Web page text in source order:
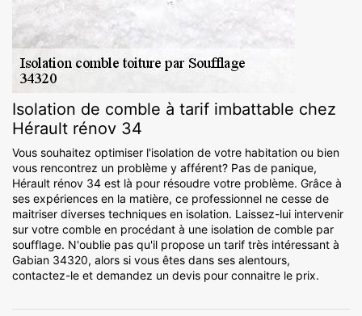
Isolation de comble à tarif imbattable chez
Hérault rénov 34
Vous souhaitez optimiser l'isolation de votre habitation ou bien
vous rencontrez un problème y afférent? Pas de panique,
Hérault rénov 34 est là pour résoudre votre problème. Grâce à
ses expériences en la matière, ce professionnel ne cesse de
maitriser diverses techniques en isolation. Laissez-lui intervenir
sur votre comble en procédant à une isolation de comble par
soufflage. N'oublie pas qu'il propose un tarif très intéressant à
Gabian 34320, alors si vous êtes dans ses alentours,
contactez-le et demandez un devis pour connaitre le prix.